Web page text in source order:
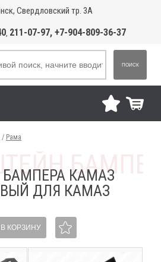
Свердловский тр. 3А
, 211-07-97, +7-904-809-36-37
ПОИСК
/ Рама
КАМАЗ
ДЛЯ КАМАЗ
В КОРЗИНУ